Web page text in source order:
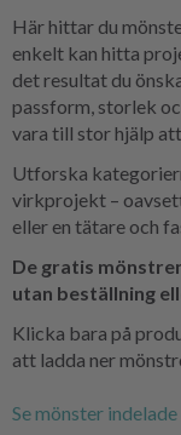
Här hittar du
enkelt kan hitta
det resultat du
passform, storlek
vara till stor hjälp
Utforska
virkprojekt –
eller en tätare och
De gratis
utan beställning
Klicka bara på
att ladda ner
Se mönster